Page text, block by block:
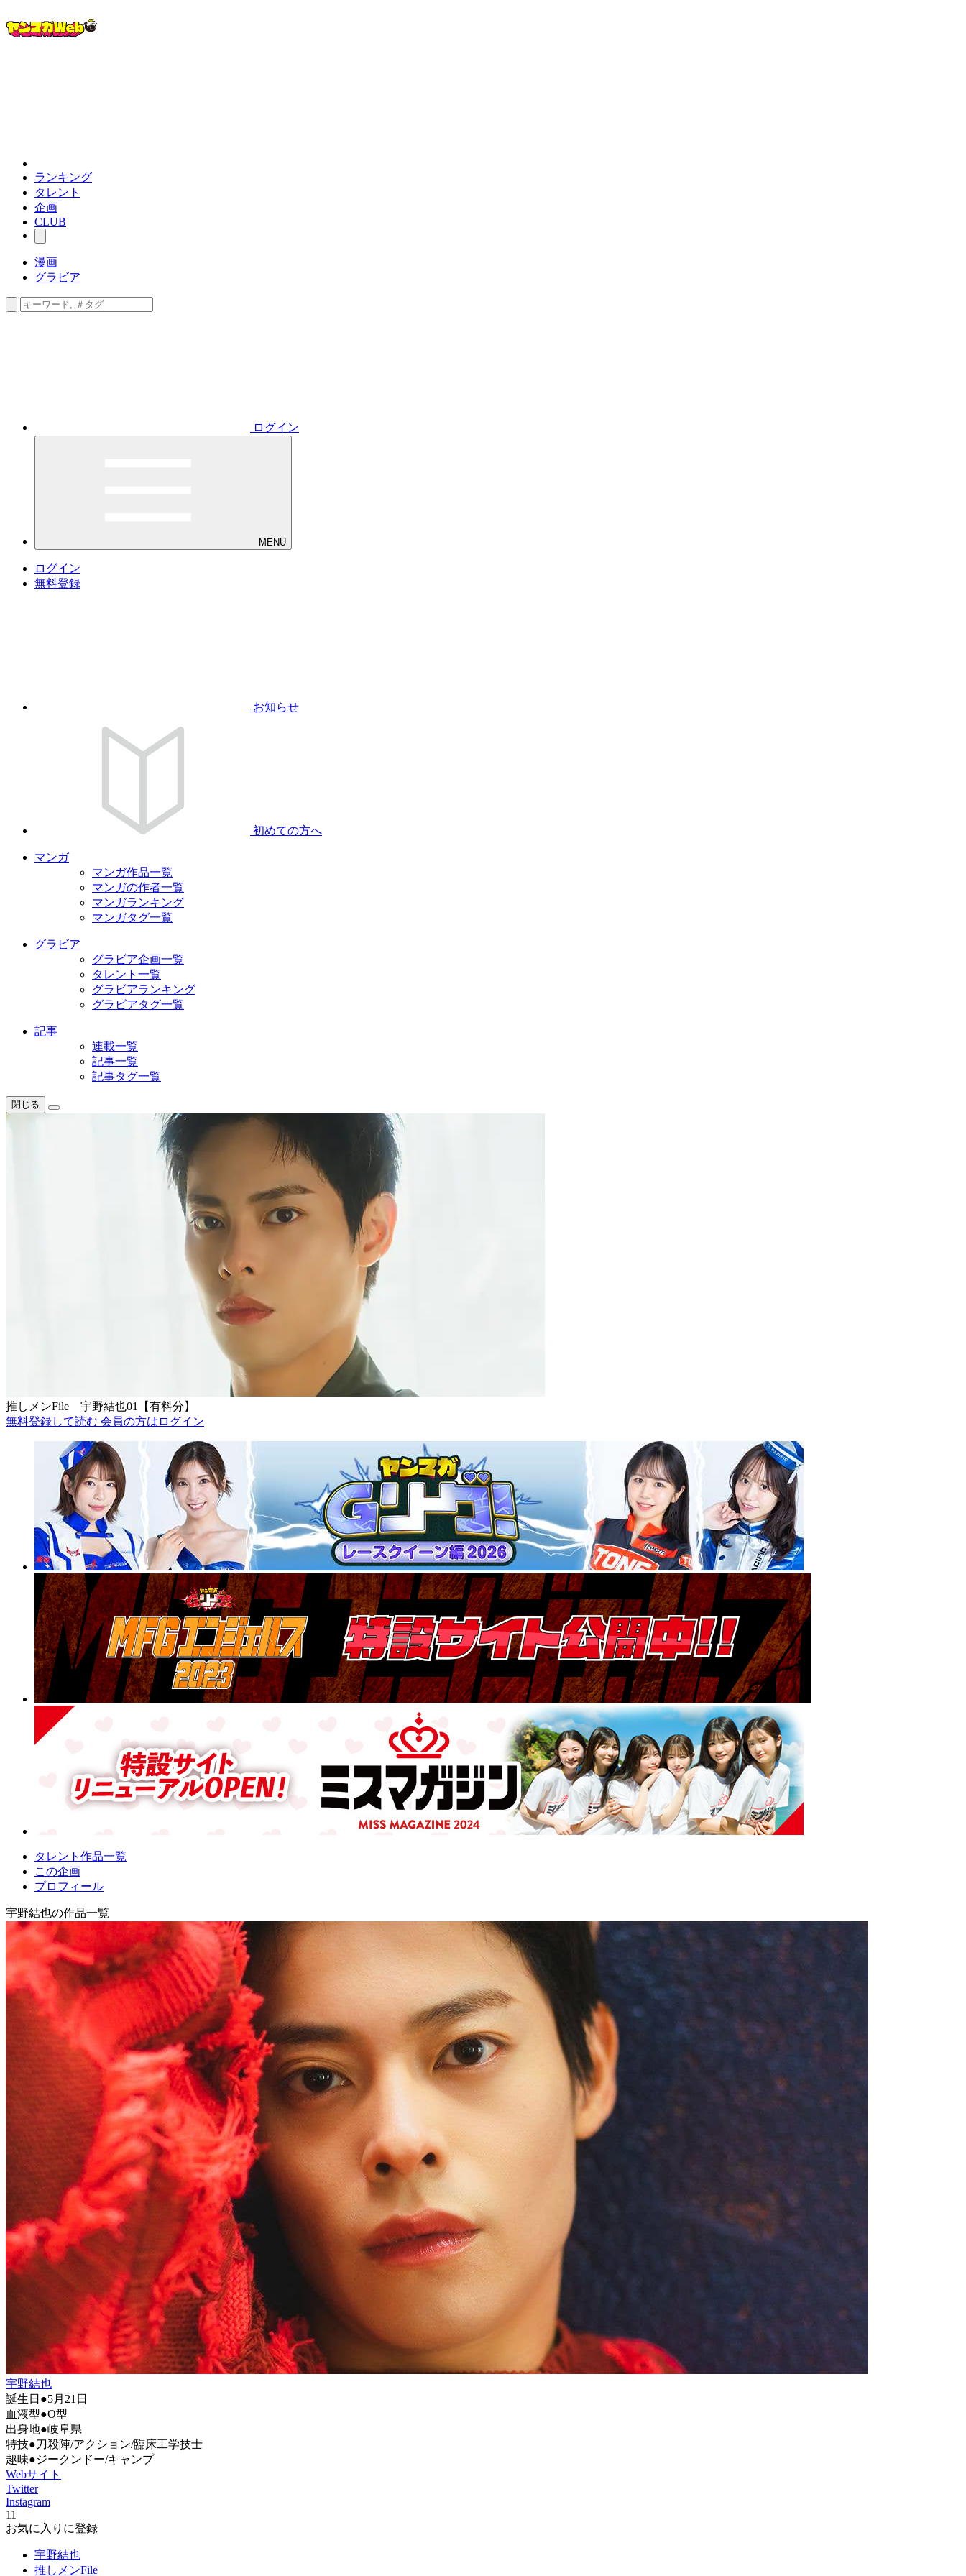
ランキング
タレント
企画
CLUB
漫画
グラビア
ログイン
MENU
ログイン
無料登録
お知らせ
初めての方へ
マンガ
マンガ作品一覧
マンガの作者一覧
マンガランキング
マンガタグ一覧
グラビア
グラビア企画一覧
タレント一覧
グラビアランキング
グラビアタグ一覧
記事
連載一覧
記事一覧
記事タグ一覧
閉じる
推しメンFile 宇野結也01【有料分】
無料登録して読む 会員の方はログイン
タレント作品一覧
この企画
プロフィール
宇野結也の作品一覧
宇野結也
誕生日●5月21日
血液型●O型
出身地●岐阜県
特技●刀殺陣/アクション/臨床工学技士
趣味●ジークンドー/キャンプ
Webサイト
Twitter
Instagram
11
お気に入りに登録
宇野結也
推しメンFile